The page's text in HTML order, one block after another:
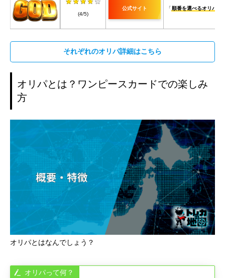
(4/5)
公式サイト 「 順番を選べるオリパ
それぞれのオリパ詳細はこちら
オリパとは？ワンピースカードでの楽しみ
方
オリパとはなんでしょう？
オリパって何？